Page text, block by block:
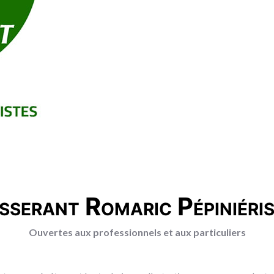
Romaric
Ouvertes aux professionnels et aux particuliers